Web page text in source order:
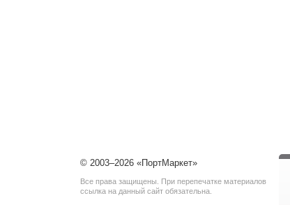
© 2003–2026 «ПортМаркет»
Все права защищены. При перепечатке материалов
ссылка на данный сайт обязательна.